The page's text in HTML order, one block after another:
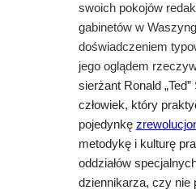
swoich pokojów
gabinetów w
doświadczeniem
jego oglądem
sierżant Ronald „Ted”
człowiek, który
pojedynkę
metodykę i kulturę
oddziałów
dziennikarza, czy nie